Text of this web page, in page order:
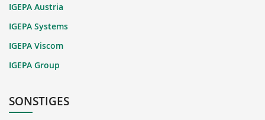
IGEPA Austria
IGEPA Systems
IGEPA Viscom
IGEPA Group
SONSTIGES